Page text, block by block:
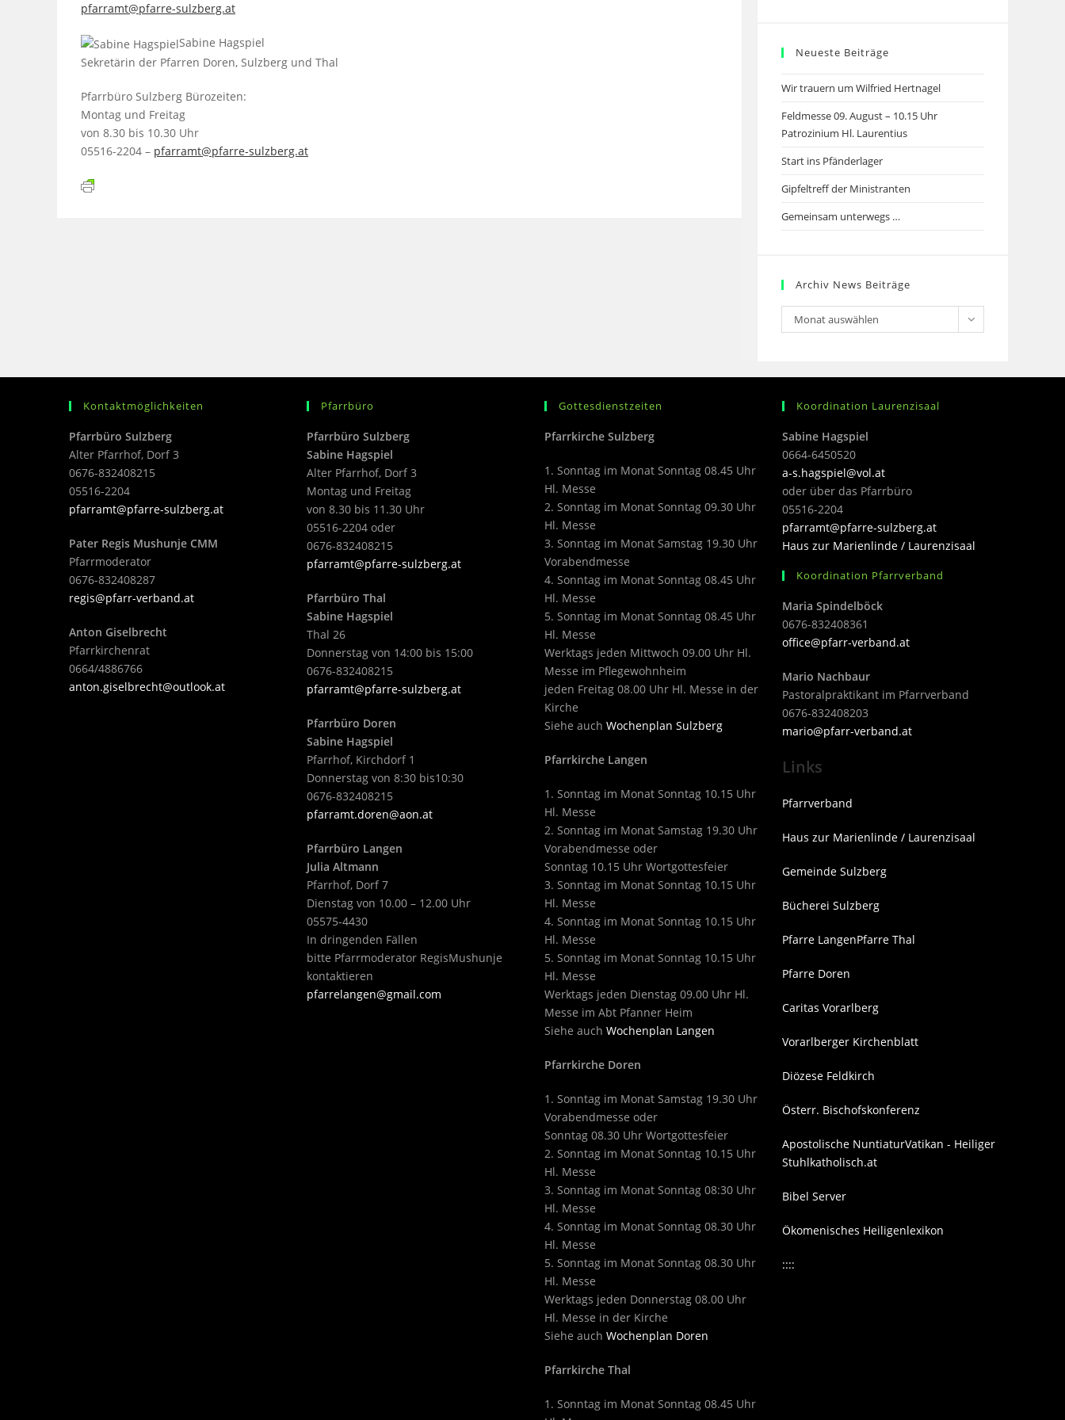
pfarramt@pfarre-sulzberg.at
Sabine Hagspiel
Sekretärin der Pfarren Doren, Sulzberg und Thal
Pfarrbüro Sulzberg Bürozeiten:
Montag und Freitag
von 8.30 bis 10.30 Uhr
05516-2204 – pfarramt@pfarre-sulzberg.at
Neueste Beiträge
Wir trauern um Wilfried Hertnagel
Feldmesse 09. August – 10.15 Uhr
Patrozinium Hl. Laurentius
Start ins Pfänderlager
Gipfeltreff der Ministranten
Gemeinsam unterwegs …
Archiv News Beiträge
Archiv
News
Monat auswählen
Kontaktmöglichkeiten
Pfarrbüro Sulzberg
Alter Pfarrhof, Dorf 3
0676-832408215
05516-2204
pfarramt@pfarre-sulzberg.at
Pater Regis Mushunje CMM
Pfarrmoderator
0676-832408287
regis@pfarr-verband.at
Anton Giselbrecht
Pfarrkirchenrat
0664/4886766
anton.giselbrecht@outlook.at
Pfarrbüro
Pfarrbüro Sulzberg
Sabine Hagspiel
Alter Pfarrhof, Dorf 3
Montag und Freitag
von 8.30 bis 11.30 Uhr
05516-2204 oder
0676-832408215
pfarramt@pfarre-sulzberg.at
Pfarrbüro Thal
Sabine Hagspiel
Thal 26
Donnerstag von 14:00 bis 15:00
0676-832408215
pfarramt@pfarre-sulzberg.at
Pfarrbüro Doren
Sabine Hagspiel
Pfarrhof, Kirchdorf 1
Donnerstag von 8:30 bis10:30
0676-832408215
pfarramt.doren@aon.at
Pfarrbüro Langen
Julia Altmann
Pfarrhof, Dorf 7
Dienstag von 10.00 – 12.00 Uhr
05575-4430
In dringenden Fällen
bitte Pfarrmoderator RegisMushunje
kontaktieren
pfarrelangen@gmail.com
Gottesdienstzeiten
Pfarrkirche Sulzberg
1. Sonntag im Monat Sonntag 08.45 Uhr
Hl. Messe
2. Sonntag im Monat Sonntag 09.30 Uhr
Hl. Messe
3. Sonntag im Monat Samstag 19.30 Uhr
Vorabendmesse
4. Sonntag im Monat Sonntag 08.45 Uhr
Hl. Messe
5. Sonntag im Monat Sonntag 08.45 Uhr
Hl. Messe
Werktags jeden Mittwoch 09.00 Uhr Hl.
Messe im Pflegewohnheim
jeden Freitag 08.00 Uhr Hl. Messe in der
Kirche
Siehe auch Wochenplan Sulzberg
Pfarrkirche Langen
1. Sonntag im Monat Sonntag 10.15 Uhr
Hl. Messe
2. Sonntag im Monat Samstag 19.30 Uhr
Vorabendmesse oder
Sonntag 10.15 Uhr Wortgottesfeier
3. Sonntag im Monat Sonntag 10.15 Uhr
Hl. Messe
4. Sonntag im Monat Sonntag 10.15 Uhr
Hl. Messe
5. Sonntag im Monat Sonntag 10.15 Uhr
Hl. Messe
Werktags jeden Dienstag 09.00 Uhr Hl.
Messe im Abt Pfanner Heim
Siehe auch Wochenplan Langen
Pfarrkirche Doren
1. Sonntag im Monat Samstag 19.30 Uhr
Vorabendmesse oder
Sonntag 08.30 Uhr Wortgottesfeier
2. Sonntag im Monat Sonntag 10.15 Uhr
Hl. Messe
3. Sonntag im Monat Sonntag 08:30 Uhr
Hl. Messe
4. Sonntag im Monat Sonntag 08.30 Uhr
Hl. Messe
5. Sonntag im Monat Sonntag 08.30 Uhr
Hl. Messe
Werktags jeden Donnerstag 08.00 Uhr
Hl. Messe in der Kirche
Siehe auch Wochenplan Doren
Pfarrkirche Thal
1. Sonntag im Monat Sonntag 08.45 Uhr
Koordination Laurenzisaal
Sabine Hagspiel
0664-6450520
a-s.hagspiel@vol.at
oder über das Pfarrbüro
05516-2204
pfarramt@pfarre-sulzberg.at
Haus zur Marienlinde / Laurenzisaal
Koordination Pfarrverband
Maria Spindelböck
0676-832408361
office@pfarr-verband.at
Mario Nachbaur
Pastoralpraktikant im Pfarrverband
0676-832408203
mario@pfarr-verband.at
Links
Pfarrverband
Haus zur Marienlinde / Laurenzisaal
Gemeinde Sulzberg
Bücherei Sulzberg
Pfarre LangenPfarre Thal
Pfarre Doren
Caritas Vorarlberg
Vorarlberger Kirchenblatt
Diözese Feldkirch
Österr. Bischofskonferenz
Apostolische NuntiaturVatikan - Heiliger
Stuhlkatholisch.at
Bibel Server
Ökomenisches Heiligenlexikon
::::